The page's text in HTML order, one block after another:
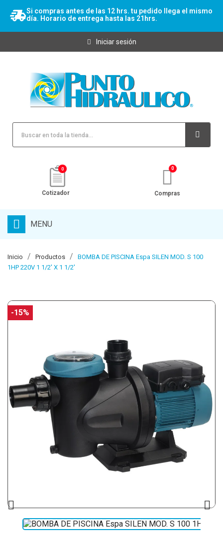
Si compras antes de las 12 hrs. tu pedido llega el mismo
día. Horario de entrega hasta las 21hrs.
Iniciar sesión
0
Cotizador Compras
MENU
Inicio Productos
BOMBA DE PISCINA Espa SILEN MOD. S 100
1HP 220V 1 1/2' X 1 1/2'
-15%
 